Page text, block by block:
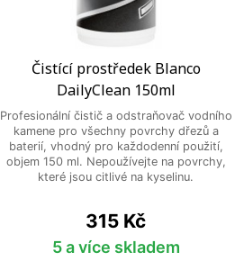
Čistící prostředek Blanco
DailyClean 150ml
Profesionální čistič a odstraňovač vodního
kamene pro všechny povrchy dřezů a
baterií, vhodný pro každodenní použití,
objem 150 ml. Nepoužívejte na povrchy,
které jsou citlivé na kyselinu.
Cena
315 Kč
5 a více skladem